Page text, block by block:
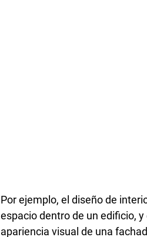
Por ejemplo, el diseño de
espacio dentro de un edificio,
apariencia visual de una